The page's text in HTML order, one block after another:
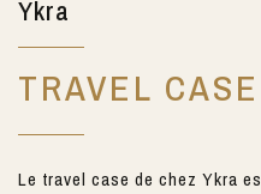
Ykra
TRAVEL
Le travel case de chez Ykra